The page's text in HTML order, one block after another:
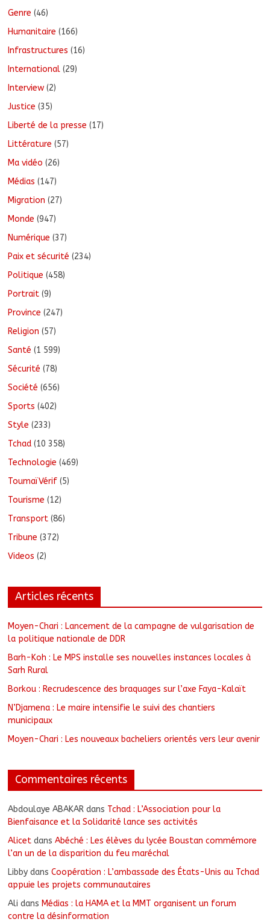
Genre (46)
Humanitaire (166)
Infrastructures (16)
International (29)
Interview (2)
Justice (35)
Liberté de la presse (17)
Littérature (57)
Ma vidéo (26)
Médias (147)
Migration (27)
Monde (947)
Numérique (37)
Paix et sécurité (234)
Politique (458)
Portrait (9)
Province (247)
Religion (57)
Santé (1 599)
Sécurité (78)
Société (656)
Sports (402)
Style (233)
Tchad (10 358)
Technologie (469)
ToumaïVérif (5)
Tourisme (12)
Transport (86)
Tribune (372)
Videos (2)
Articles récents
Moyen-Chari : Lancement de la campagne de vulgarisation de
la politique nationale de DDR
Barh-Koh : Le MPS installe ses nouvelles instances locales à
Sarh Rural
Borkou : Recrudescence des braquages sur l’axe Faya-Kalaït
N’Djamena : Le maire intensifie le suivi des chantiers
municipaux
Moyen-Chari : Les nouveaux bacheliers orientés vers leur avenir
Commentaires récents
Abdoulaye ABAKAR dans Tchad : L’Association pour la
Bienfaisance et la Solidarité lance ses activités
Alicet dansAbéché : Les élèves du lycée Boustan commémore
l’an un de la disparition du feu maréchal
Libby dansCoopération : L’ambassade des États-Unis au Tchad
appuie les projets communautaires
Ali dans Médias : la HAMA et la MMT organisent un forum
contre la désinformation